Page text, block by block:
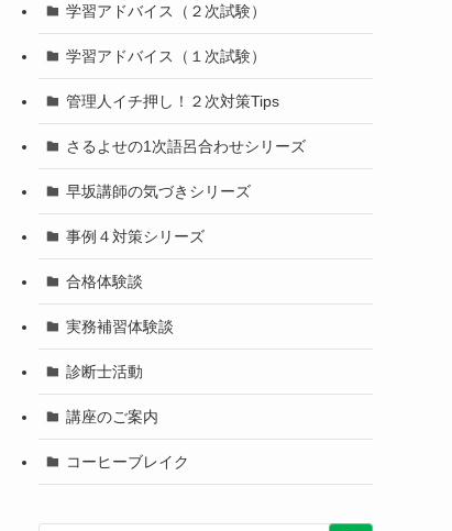
学習アドバイス（２次試験）
学習アドバイス（１次試験）
管理人イチ押し！２次対策Tips
さるよせの1次語呂合わせシリーズ
早坂講師の気づきシリーズ
事例４対策シリーズ
合格体験談
実務補習体験談
診断士活動
講座のご案内
コーヒーブレイク